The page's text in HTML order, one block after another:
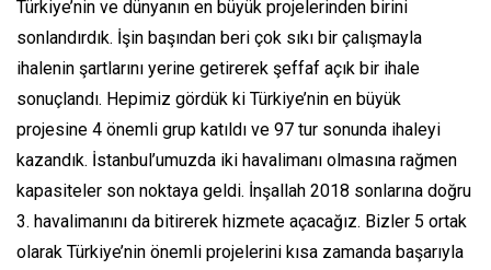
Türkiye’nin ve dünyanın en büyük projelerinden birini
sonlandırdık. İşin başından beri çok sıkı bir çalışmayla
ihalenin şartlarını yerine getirerek şeffaf açık bir ihale
sonuçlandı. Hepimiz gördük ki Türkiye’nin en büyük
projesine 4 önemli grup katıldı ve 97 tur sonunda ihaleyi
kazandık. İstanbul’umuzda iki havalimanı olmasına rağmen
kapasiteler son noktaya geldi. İnşallah 2018 sonlarına doğru
3. havalimanını da bitirerek hizmete açacağız. Bizler 5 ortak
olarak Türkiye’nin önemli projelerini kısa zamanda başarıyla